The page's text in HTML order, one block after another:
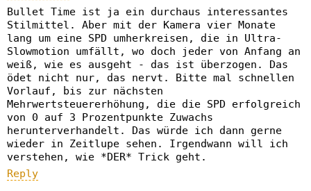
Bullet Time ist ja ein durchaus interessantes
Stilmittel. Aber mit der Kamera vier Monate
lang um eine SPD umherkreisen, die in Ultra-
Slowmotion umfällt, wo doch jeder von Anfang an
weiß, wie es ausgeht - das ist überzogen. Das
ödet nicht nur, das nervt. Bitte mal schnellen
Vorlauf, bis zur nächsten
Mehrwertsteuererhöhung, die die SPD erfolgreich
von 0 auf 3 Prozentpunkte Zuwachs
herunterverhandelt. Das würde ich dann gerne
wieder in Zeitlupe sehen. Irgendwann will ich
verstehen, wie *DER* Trick geht.
Reply